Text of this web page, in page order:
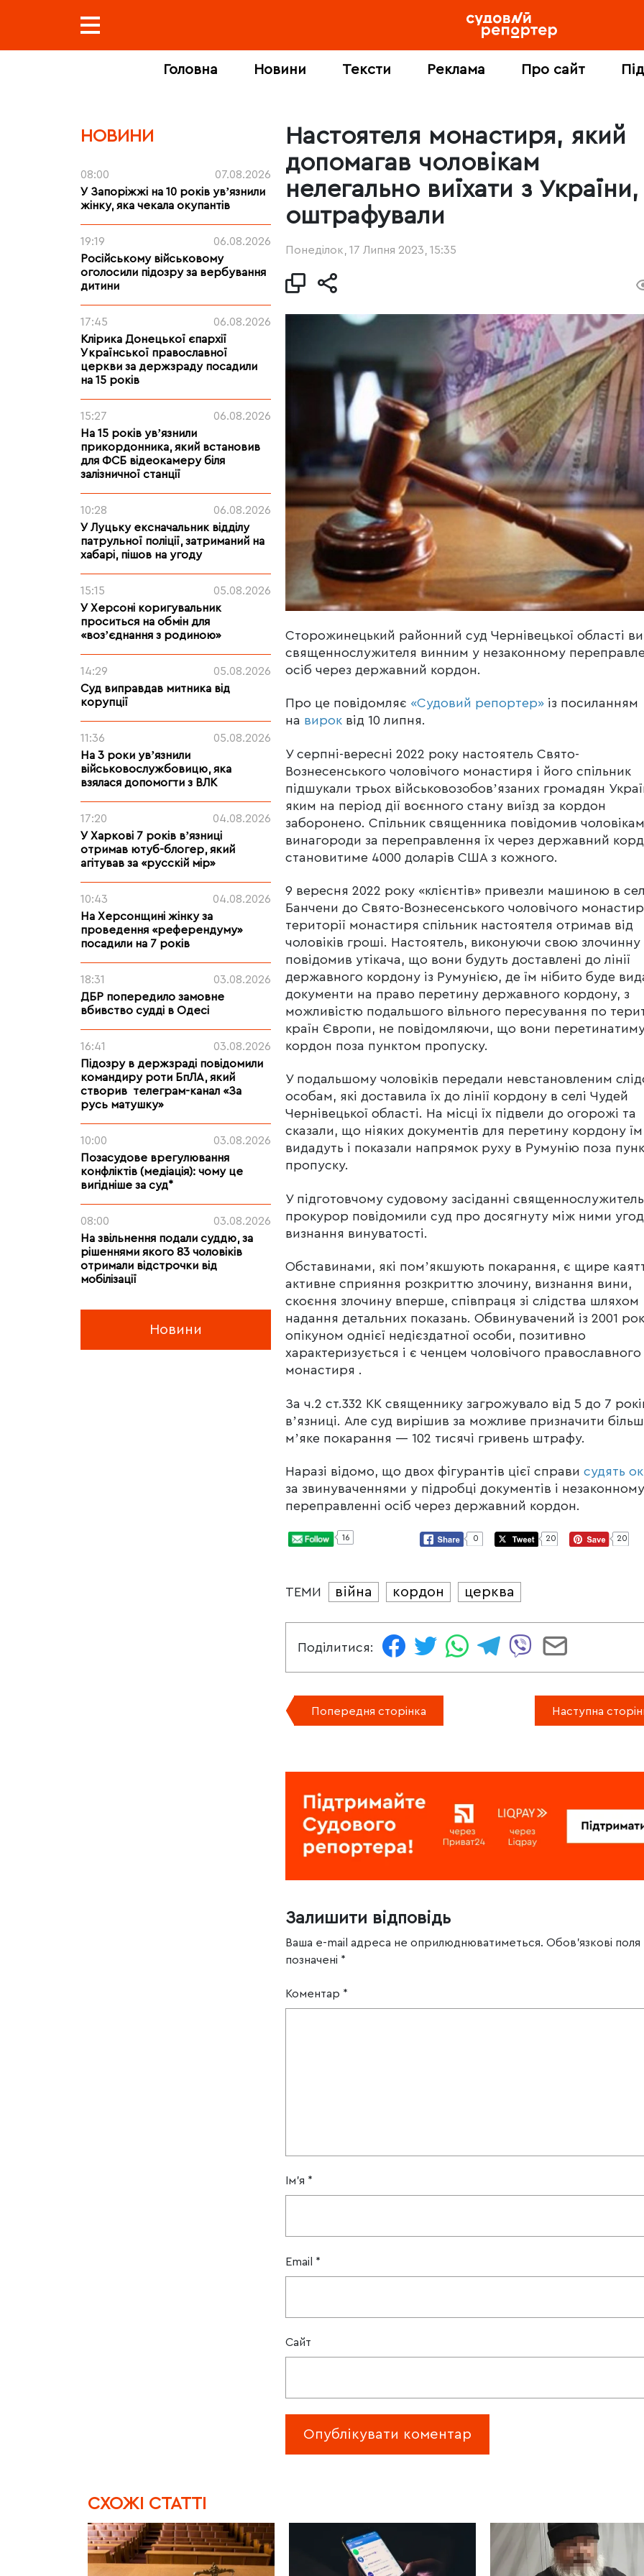
Головна Новини Тексти Реклама Про сайт
НОВИНИ
08:00
07.08.2026
У Запоріжжі на 10 років увʼязнили
жінку, яка чекала окупантів
19:19
06.08.2026
Російському військовому
оголосили підозру за вербування
дитини
17:45
06.08.2026
Клірика Донецької єпархії
Української православної
церкви за держзраду посадили
на 15 років
15:27
06.08.2026
На 15 років увʼязнили
прикордонника, який встановив
для ФСБ відеокамеру біля
залізничної станції
10:28
06.08.2026
У Луцьку ексначальник відділу
патрульної поліції, затриманий на
хабарі, пішов на угоду
15:15
05.08.2026
У Херсоні коригувальник
проситься на обмін для
«возʼєднання з родиною»
14:29
05.08.2026
Суд виправдав митника від
корупції
11:36
05.08.2026
На 3 роки увʼязнили
військовослужбовицю, яка
взялася допомогти з ВЛК
17:20
04.08.2026
У Харкові 7 років вʼязниці
отримав ютуб-блогер, який
агітував за «русскій мір»
10:43
04.08.2026
На Херсонщині жінку за
проведення «референдуму»
посадили на 7 років
18:31
03.08.2026
ДБР попередило замовне
вбивство судді в Одесі
16:41
03.08.2026
Підозру в держзраді повідомили
командиру роти БпЛА, який
створив телеграм-канал «За
русь матушку»
10:00
03.08.2026
Позасудове врегулювання
конфліктів (медіація): чому це
вигідніше за суд*
08:00
03.08.2026
На звільнення подали суддю, за
рішеннями якого 83 чоловіків
отримали відстрочки від
мобілізації
Новини
Настоятеля монастиря, який
допомагав чоловікам
нелегально виїхати з України,
оштрафували
Понеділок, 17 Липня 2023, 15:35
Сторожинецький районний суд Чернівецької області
священнослужителя винним у незаконному
осіб через державний кордон.
Про це повідомляє «Судовий репортер» із посиланням
на вирок від 10 липня.
У серпні-вересні 2022 року настоятель Свято-
Вознесенського чоловічого монастиря і його спільник
підшукали трьох військовозобовʼязаних громадян
яким на період дії воєнного стану виїзд за кордон
заборонено. Спільник священника повідомив
винагороди за переправлення їх через державний
становитиме 4000 доларів США з кожного.
9 вересня 2022 року «клієнтів» привезли машиною в
Банчени до Свято-Вознесенського чоловічого
території монастиря спільник настоятеля отримав від
чоловіків гроші. Настоятель, виконуючи свою злочинну
повідомив утікача, що вони будуть доставлені до лінії
державного кордону із Румунією, де їм нібито буде
документи на право перетину державного кордону, з
можливістю подальшого вільного пересування по
країн Європи, не повідомляючи, що вони
кордон поза пунктом пропуску.
У подальшому чоловіків передали невстановленим
особам, які доставила їх до лінії кордону в селі Чудей
Чернівецької області. На місці їх підвели до огорожі та
сказали, що ніяких документів для перетину кордону
видадуть і показали напрямок руху в Румунію поза
пропуску.
У підготовчому судовому засіданні священнослужитель
прокурор повідомили суд про досягнуту між ними
визнання винуватості.
Обставинами, які помʼякшують покарання, є щире
активне сприяння розкриттю злочину, визнання вини,
скоєння злочину вперше, співпраця зі слідства шляхом
надання детальних показань. Обвинувачений із 2001
опікуном однієї недієздатної особи, позитивно
характеризується і є ченцем чоловічого православного
монастиря .
За ч.2 ст.332 КК священнику загрожувало від 5 до 7
вʼязниці. Але суд вирішив за можливе призначити більш
мʼяке покарання — 102 тисячі гривень штрафу.
Наразі відомо, що двох фігурантів цієї справи судять
за звинуваченнями у підробці документів і незаконному
переправленні осіб через державний кордон.
16 0 20 20
ТЕМИ війна кордон церква
Поділитися:
Попередня сторінка Наступна
Залишити відповідь
Ваша e-mail адреса не оприлюднюватиметься. Обов’язкові поля
позначені *
Коментар *
Ім'я *
Email *
Сайт
CХОЖІ СТАТТІ